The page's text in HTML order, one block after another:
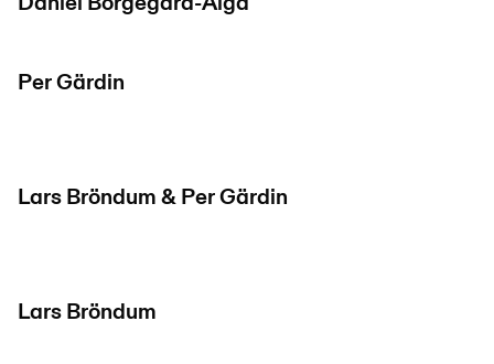
Per Gärdin
Lars Bröndum & Per Gärdin
Lars Bröndum